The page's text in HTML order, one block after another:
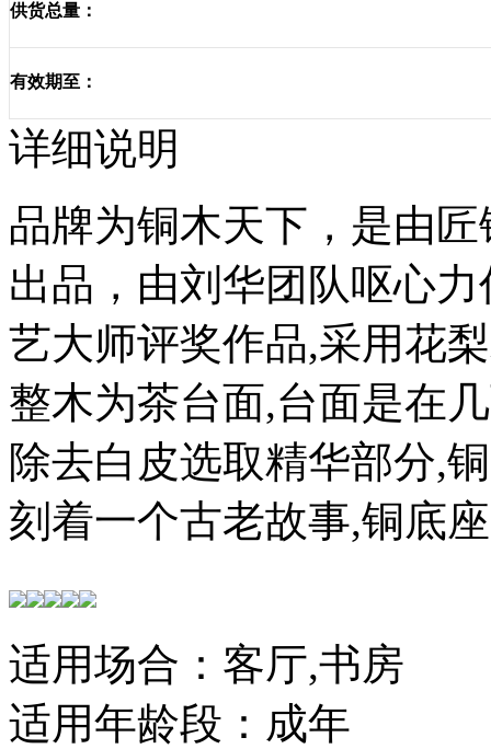
供货总量：
有效期至：
详细说明
品牌为铜木天下，是由
出品，由刘华团队呕心
艺大师评奖作品,采用花
整木为茶台面,台面是在
除去白皮选取精华部分,
刻着一个古老故事,铜底
适用场合：客厅,书房
适用年龄段：成年